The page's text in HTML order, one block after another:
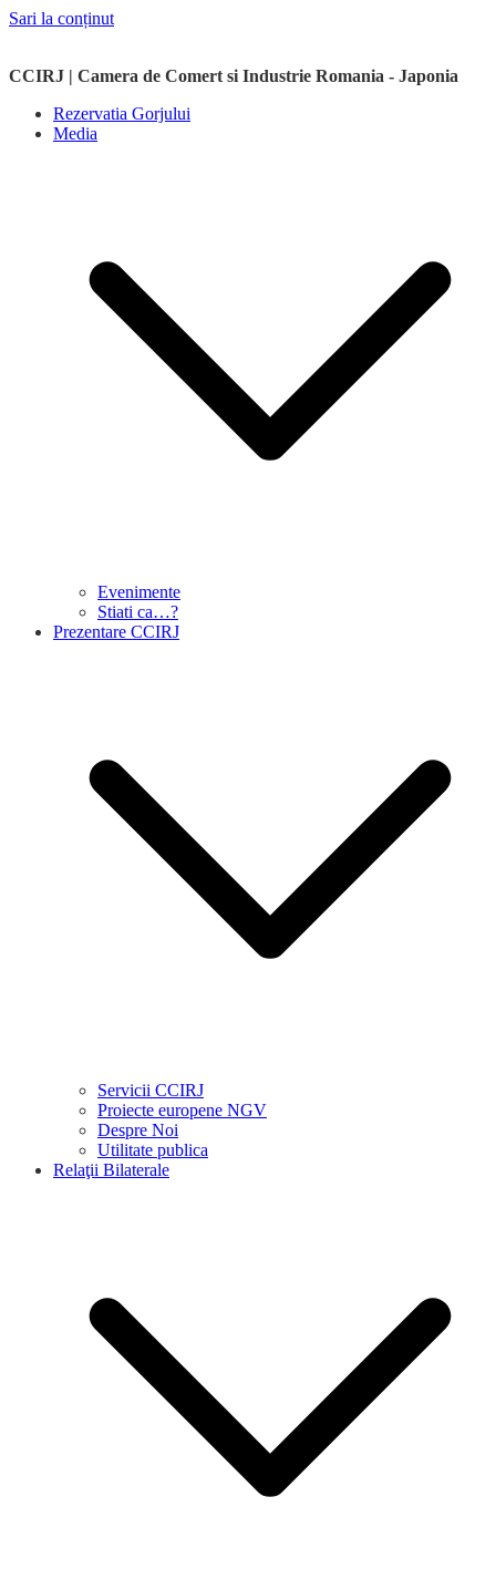
Sari la conținut
CCIRJ | Camera de Comert si Industrie Romania - Japonia
Rezervatia Gorjului
Media
Evenimente
Stiati ca…?
Prezentare CCIRJ
Servicii CCIRJ
Proiecte europene NGV
Despre Noi
Utilitate publica
Relaţii Bilaterale